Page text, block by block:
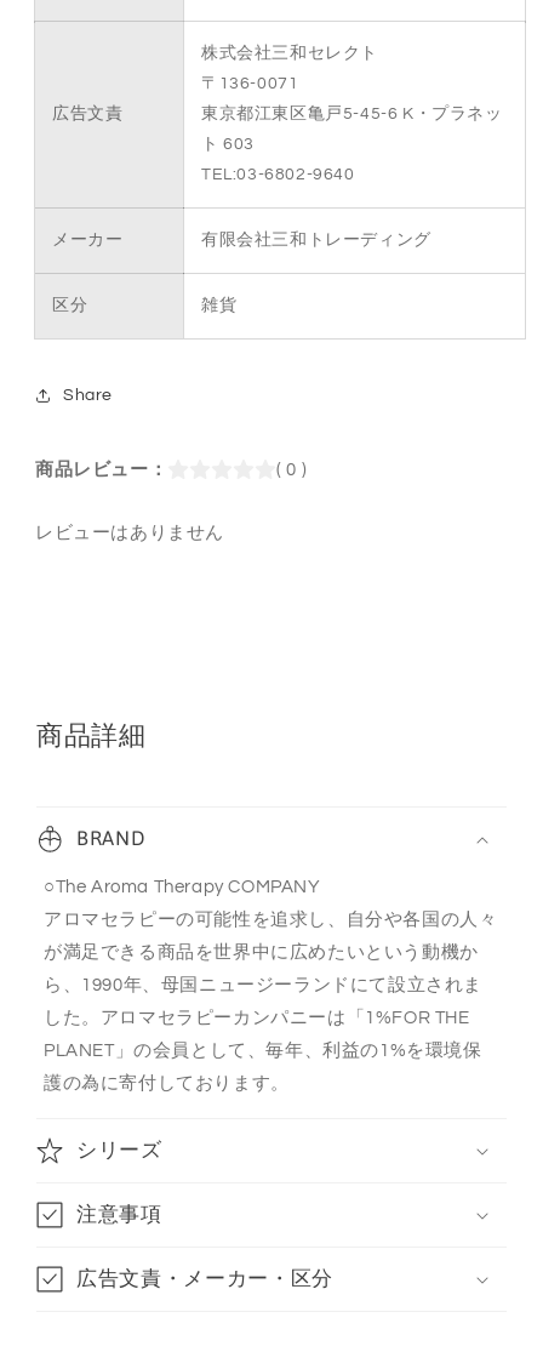
広告文責
株式会社三和セレクト
〒136-0071
東京都江東区亀戸5-45-6 K・プラネッ
ト 603
TEL:03-6802-9640
メーカー 有限会社三和トレーディング
区分 雑貨
Share
商品レビュー： ( 0 )
レビューはありません
商品詳細
BRAND
○The Aroma Therapy COMPANY
アロマセラピーの可能性を追求し、自分や各国の人々
が満足できる商品を世界中に広めたいという動機か
ら、1990年、母国ニュージーランドにて設立されま
した。アロマセラピーカンパニーは「1%FOR THE
PLANET」の会員として、毎年、利益の1%を環境保
護の為に寄付しております。
シリーズ
注意事項
広告文責・メーカー・区分